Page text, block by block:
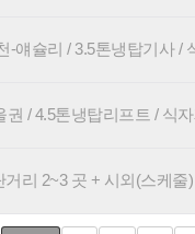
-얘슐리 / 3.5톤냉탑기사 /
/ 4.5톤냉탑리프트 / 식
리 2~3 곳 + 시외(스케줄